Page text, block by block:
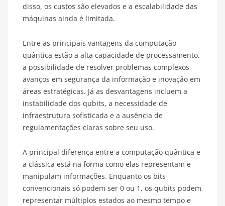
disso, os custos são elevados e a escalabilidade das
máquinas ainda é limitada.
Entre as principais vantagens da computação
quântica estão a alta capacidade de processamento,
a possibilidade de resolver problemas complexos,
avanços em segurança da informação e inovação em
áreas estratégicas. Já as desvantagens incluem a
instabilidade dos qubits, a necessidade de
infraestrutura sofisticada e a ausência de
regulamentações claras sobre seu uso.
A principal diferença entre a computação quântica e
a clássica está na forma como elas representam e
manipulam informações. Enquanto os bits
convencionais só podem ser 0 ou 1, os qubits podem
representar múltiplos estados ao mesmo tempo e